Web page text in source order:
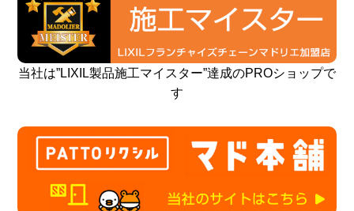
当社は”LIXIL製品施工マイスター”達成のPROショップで
す